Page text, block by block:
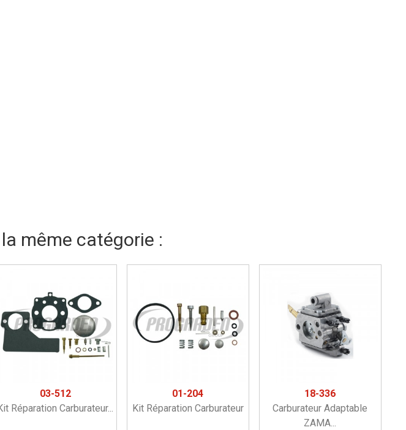
même catégorie :
03-512
Réparation Carburateur...
01-204
Kit Réparation Carburateur
18-336
Carburateur Adaptable
ZAMA...